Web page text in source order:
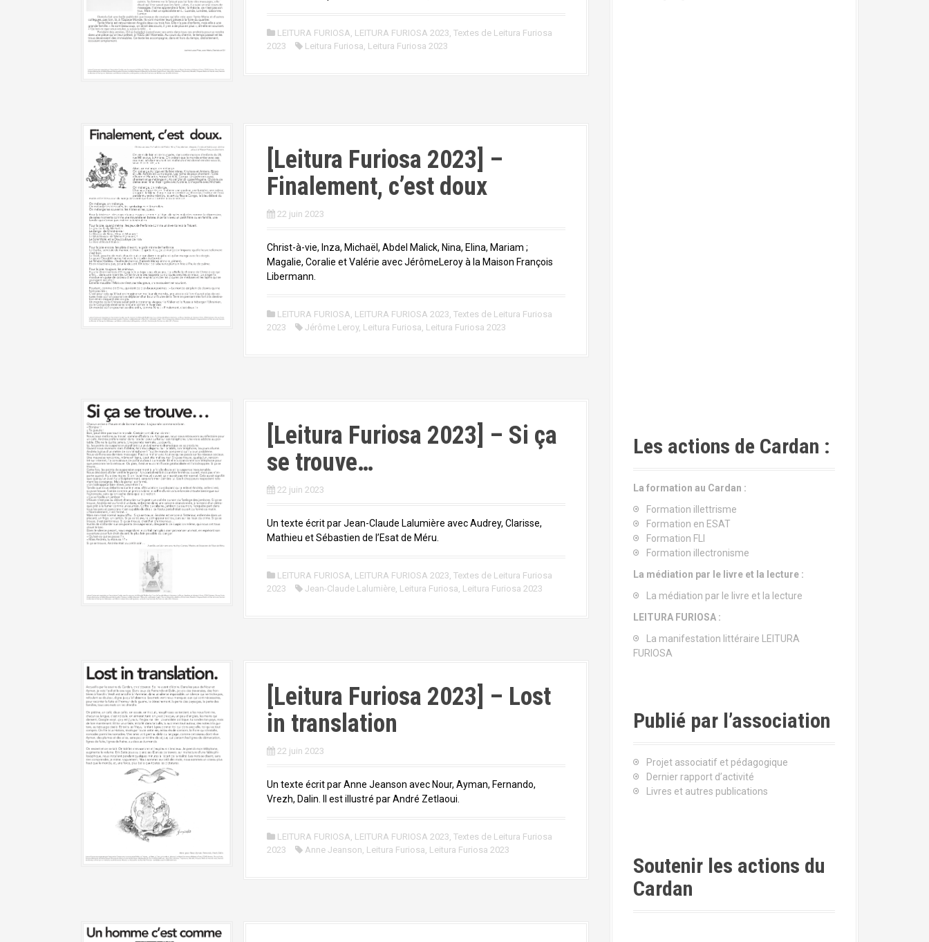
LEITURA FURIOSA, LEITURA FURIOSA 2023, Textes de Leitura Furiosa
2023
Leitura Furiosa, Leitura Furiosa 2023
[Leitura Furiosa 2023] –
Finalement, c’est doux
22 juin 2023
Christ-à-vie, Inza, Michaël, Abdel Malick, Nina, Elina, Mariam ;
Magalie, Coralie et Valérie avec JérômeLeroy à la Maison François
Libermann.
LEITURA FURIOSA LEITURA FURIOSA 2023 Textes de Leitura Furiosa
2023
Jérôme Leroy, Leitura Furiosa Leitura Furiosa 2023
[Leitura Furiosa 2023] – Si ça
se trouve…
22 juin 2023
Un texte écrit par Jean-Claude Lalumière avec Audrey, Clarisse,
Mathieu et Sébastien de l’Esat de Méru.
LEITURA FURIOSA LEITURA FURIOSA 2023 Textes de Leitura Furiosa
2023
Jean-Claude Lalumière Leitura Furiosa Leitura Furiosa 2023
[Leitura Furiosa 2023] – Lost
in translation
22 juin 2023
Un texte écrit par Anne Jeanson avec Nour, Ayman, Fernando,
Vrezh, Dalin. Il est illustré par André Zetlaoui.
LEITURA FURIOSA LEITURA FURIOSA 2023 Textes de Leitura Furiosa
2023
Anne Jeanson Leitura Furiosa Leitura Furiosa 2023
Les actions de Cardan :
La formation au Cardan :
Formation illettrisme
Formation en ESAT
Formation FLI
Formation illectronisme
La médiation par le livre et la lecture :
La médiation par le livre et la lecture
LEITURA FURIOSA :
La manifestation littéraire LEITURA
FURIOSA
Publié par l’association
Projet associatif et pédagogique
Dernier rapport d’activité
Livres et autres publications
Soutenir les actions du
Cardan